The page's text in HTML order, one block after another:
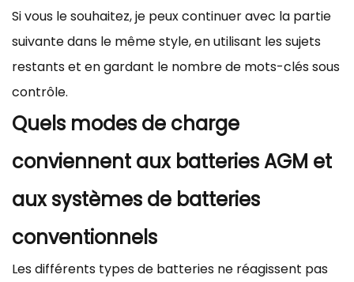
Si vous le souhaitez, je peux continuer avec la partie
suivante dans le même style, en utilisant les sujets
restants et en gardant le nombre de mots-clés sous
contrôle.
Quels modes de charge
conviennent aux batteries AGM et
aux systèmes de batteries
conventionnels
Les différents types de batteries ne réagissent pas